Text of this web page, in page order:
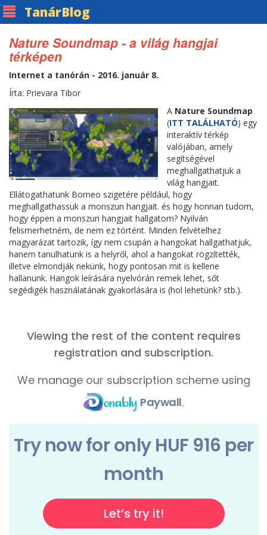
TanárBlog
Nature Soundmap - a világ hangjai
térképen
Internet a tanórán - 2016. január 8.
Írta: Prievara Tibor
A Nature Soundmap
(ITT TALÁLHATÓ) egy
interaktív térkép
valójában, amely
segítségével
meghallgathatjuk a
világ hangjait.
Ellátogathatunk Borneo szigetére például, hogy
meghallgathassuk a monszun hangjait. és hogy honnan tudom,
hogy éppen a monszun hangjait hallgatom? Nyilván
felismerhetném, de nem ez történt. Minden felvételhez
magyarázat tartozik, így nem csupán a hangokat hallgathatjuk,
hanem tanulhatunk is a helyről, ahol a hangokat rögzítették,
illetve elmondják nekünk, hogy pontosan mit is kellene
hallanunk. Hangok leírására nyelvórán remek lehet, sőt
segédigék használatának gyakorlására is (hol lehetünk? stb.).